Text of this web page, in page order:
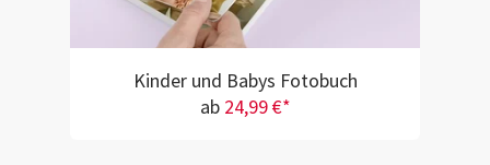
Kinder und Babys Fotobuch
ab 24,99 €*